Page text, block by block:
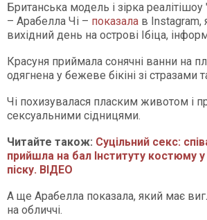
Британська модель і зірка
– Арабелла Чі – показала в Instagram,
вихідний день на острові Ібіца,
Красуня приймала сонячні ванни на
одягнена у бежеве бікіні зі стразами
Чі похизувалася пласким животом і
сексуальними сідницями.
Читайте також: Суцільний секс:
прийшла на бал Інституту костюму у
піску. ВІДЕО
А ще Арабелла показала, який має
на обличчі.